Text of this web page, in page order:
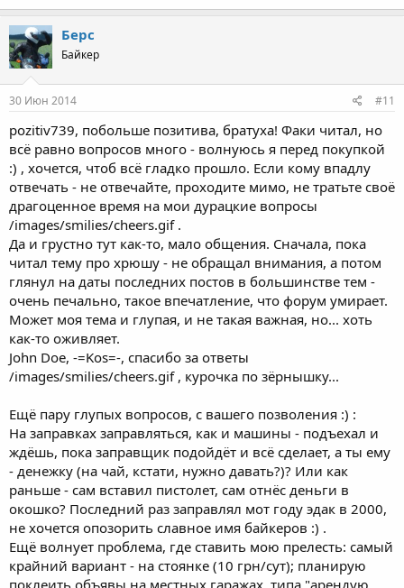
Берс
Байкер
30 Июн 2014 #11
pozitiv739, побольше позитива, братуха! Факи читал, но
всё равно вопросов много - волнуюсь я перед покупкой
:) , хочется, чтоб всё гладко прошло. Если кому впадлу
отвечать - не отвечайте, проходите мимо, не тратьте своё
драгоценное время на мои дурацкие вопросы
/images/smilies/cheers.gif .
Да и грустно тут как-то, мало общения. Сначала, пока
читал тему про хрюшу - не обращал внимания, а потом
глянул на даты последних постов в большинстве тем -
очень печально, такое впечатление, что форум умирает.
Может моя тема и глупая, и не такая важная, но... хоть
как-то оживляет.
John Doe, -=Kos=-, спасибо за ответы
/images/smilies/cheers.gif , курочка по зёрнышку...
Ещё пару глупых вопросов, с вашего позволения :) :
На заправках заправляться, как и машины - подъехал и
ждёшь, пока заправщик подойдёт и всё сделает, а ты ему
- денежку (на чай, кстати, нужно давать?)? Или как
раньше - сам вставил пистолет, сам отнёс деньги в
окошко? Последний раз заправлял мот году эдак в 2000,
не хочется опозорить славное имя байкеров :) .
Ещё волнует проблема, где ставить мою прелесть: самый
крайний вариант - на стоянке (10 грн/сут); планирую
поклеить объявы на местных гаражах, типа "арендую